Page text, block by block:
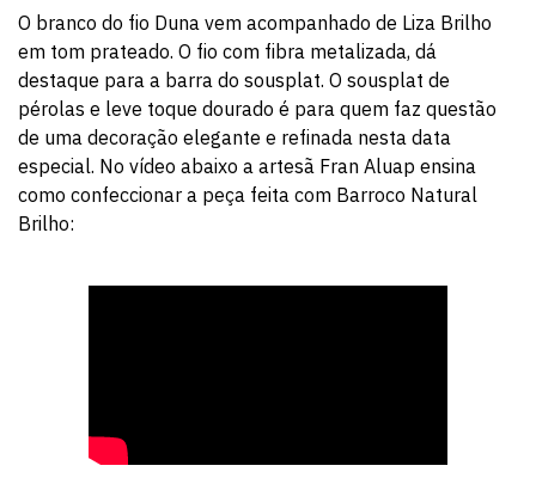
O branco do fio Duna vem acompanhado de Liza Brilho
em tom prateado. O fio com fibra metalizada, dá
destaque para a barra do sousplat. O sousplat de
pérolas e leve toque dourado é para quem faz questão
de uma decoração elegante e refinada nesta data
especial. No vídeo abaixo a artesã Fran Aluap ensina
como confeccionar a peça feita com Barroco Natural
Brilho: